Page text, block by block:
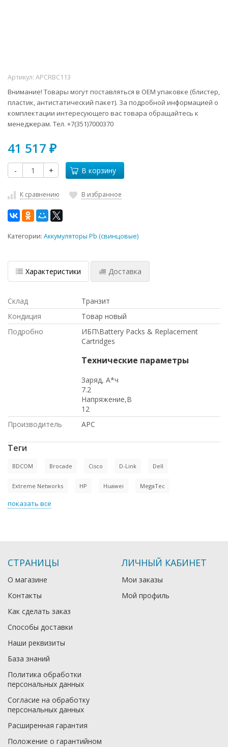
Артикул: APCRBC113
Внимание! Товары могут поставляться в ОЕМ упаковке (блистер,
пластик, антистатический пакет). За подробной информацией о
комплектации интересующего вас товара обращайтесь к
менеджерам. Тел. +7(351)7000370
41 517 ₽
- + В корзину
К сравнению В избранное
Категории: Аккумуляторы Pb (свинцовые)
Характеристики Доставка
Склад
Транзит
Кондиция
Товар новый
Подробно
ИБП\Battery Packs & Replacement
Cartridges
Технические параметры
Заряд, А*ч
7.2
Напряжение,В
12
Производитель
APC
Теги
BDCOM Brocade Cisco D-Link Dell
Extreme Networks HP Huawei MegaTec
показать все
СТРАНИЦЫ
О магазине
Контакты
Как сделать заказ
Способы доставки
Наши реквизиты
База знаний
Политика обработки
персональных данных
Согласие на обработку
персональных данных
Расширенная гарантия
Положение о гарантийном
ЛИЧНЫЙ КАБИНЕТ
Мои заказы
Мой профиль